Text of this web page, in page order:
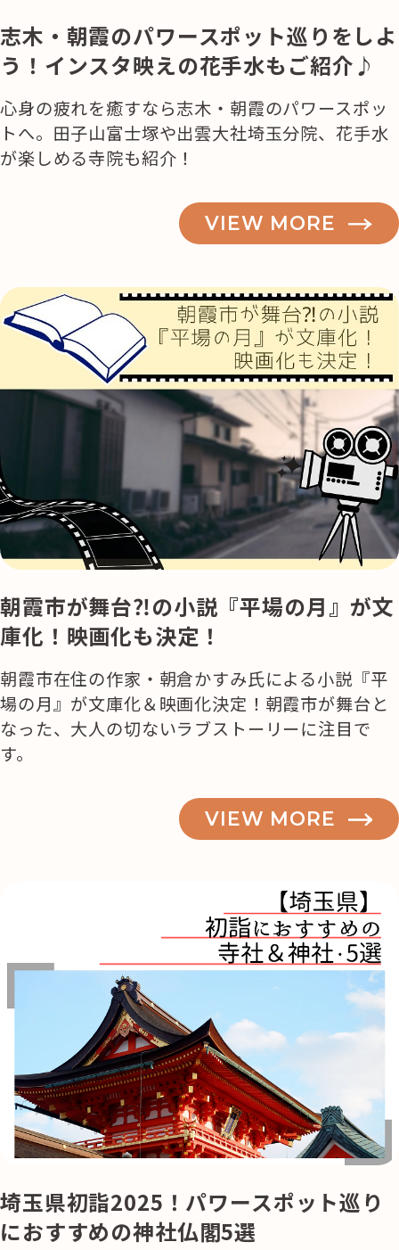
ハ
イ
ン
グ
コ
志木・朝霞のパワースポット巡りをしよ
う！インスタ映えの花手水もご紹介♪
心身の疲れを癒すなら志木・朝霞のパワースポッ
トへ。田子山富士塚や出雲大社埼玉分院、花手水
が楽しめる寺院も紹介！
VIEW MORE
朝霞市が舞台⁈の小説『平場の月』が文
庫化！映画化も決定！
朝霞市在住の作家・朝倉かすみ氏による小説『平
場の月』が文庫化＆映画化決定！朝霞市が舞台と
なった、大人の切ないラブストーリーに注目で
す。
VIEW MORE
埼玉県初詣2025！パワースポット巡り
におすすめの神社仏閣5選